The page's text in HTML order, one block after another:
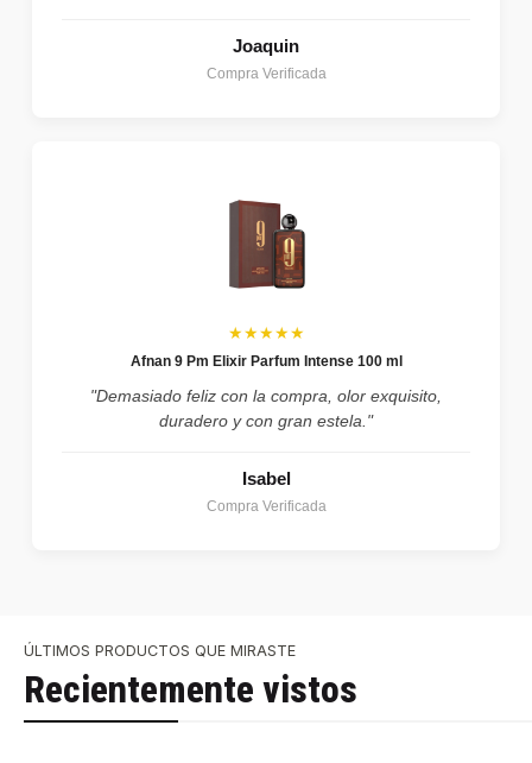
Joaquin
Compra Verificada
★★★★★
Afnan 9 Pm Elixir Parfum Intense 100 ml
"Demasiado feliz con la compra, olor exquisito,
duradero y con gran estela."
Isabel
Compra Verificada
ÚLTIMOS PRODUCTOS QUE MIRASTE
Recientemente vistos